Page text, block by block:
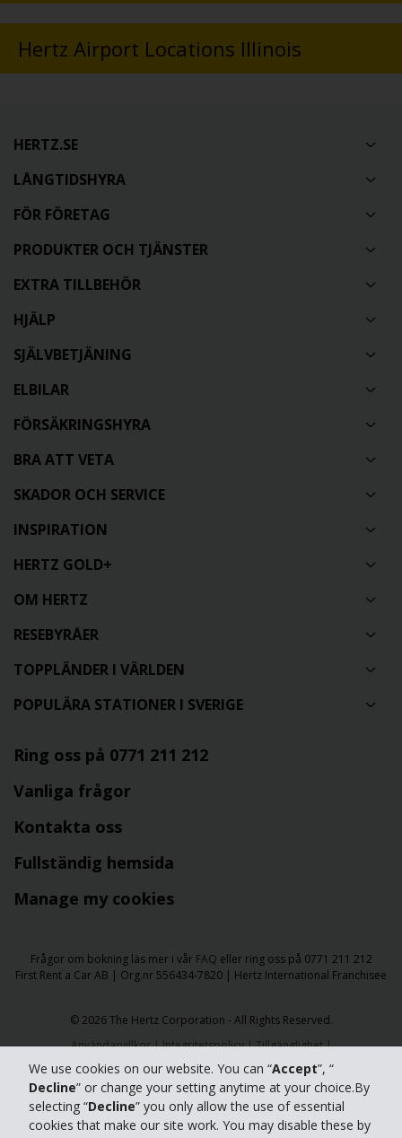
We use cookies on our website. You can “Accept”, “
Decline” or change your setting anytime at your choice.By
selecting “Decline” you only allow the use of essential
cookies that make our site work. You may disable these by
Hertz Airport Locations Illinois
HERTZ.SE
LÅNGTIDSHYRA
FÖR FÖRETAG
PRODUKTER OCH TJÄNSTER
EXTRA TILLBEHÖR
HJÄLP
SJÄLVBETJÄNING
ELBILAR
FÖRSÄKRINGSHYRA
BRA ATT VETA
SKADOR OCH SERVICE
INSPIRATION
HERTZ GOLD+
OM HERTZ
RESEBYRÅER
TOPPLÄNDER I VÄRLDEN
POPULÄRA STATIONER I SVERIGE
Ring oss på 0771 211 212
Vanliga frågor
Kontakta oss
Fullständig hemsida
Manage my cookies
Frågor om bokning läs mer i vår FAQ eller ring oss på 0771 211 212
First Rent a Car AB | Org.nr 556434-7820 | Hertz International Franchisee
​​© 2026 The Hertz Corporation - All Rights Reserved.
Användarvillkor|Integritetspolicy|Tillgänglighet|
Hantera cookies